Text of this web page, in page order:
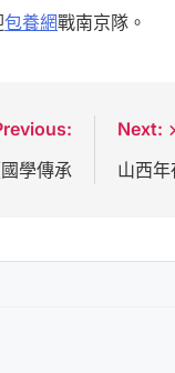
包養網戰南京隊。
學傳承
Next:
山西